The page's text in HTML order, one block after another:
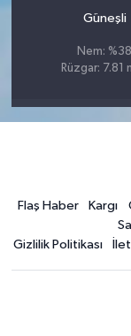
Güneşli
Nem: %38
Rüzgar: 7.81
Flaş Haber Kargı
Gizlilik Politikası